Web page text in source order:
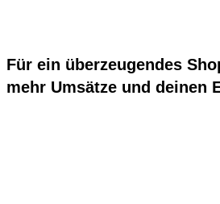
Für ein überzeugendes
mehr Umsätze und deinen